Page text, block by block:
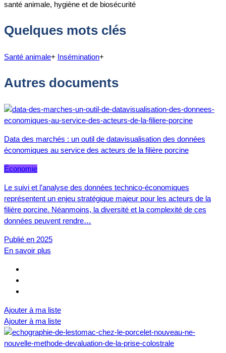
santé animale, hygiène et de biosécurité
Quelques mots clés
Santé animale+ Insémination+
Autres documents
Data des marchés : un outil de datavisualisation des données
économiques au service des acteurs de la filière porcine
Économie
Le suivi et l’analyse des données technico-économiques
représentent un enjeu stratégique majeur pour les acteurs de la
filière porcine. Néanmoins, la diversité et la complexité de ces
données peuvent rendre…
Publié en 2025
En savoir plus
Ajouter à ma liste
Ajouter à ma liste